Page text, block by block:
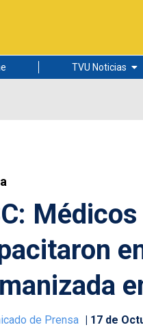
TVU Noticias
Ciudad
de Prensa 17 de